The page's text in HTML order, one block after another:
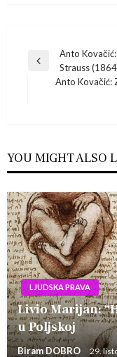
objava
Previous
Anto
Strauss
Anto Kovačić:
YOU MIGHT ALSO
LJUDSKA PRAVA
Livio Marijan:
u Poljskoj
Biram DOBRO 29.